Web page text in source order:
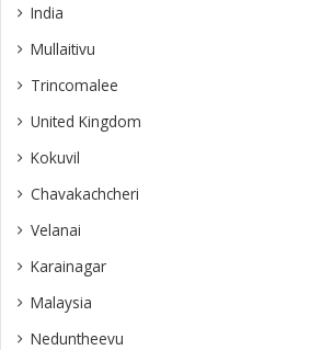
India
Mullaitivu
Trincomalee
United Kingdom
Kokuvil
Chavakachcheri
Velanai
Karainagar
Malaysia
Neduntheevu